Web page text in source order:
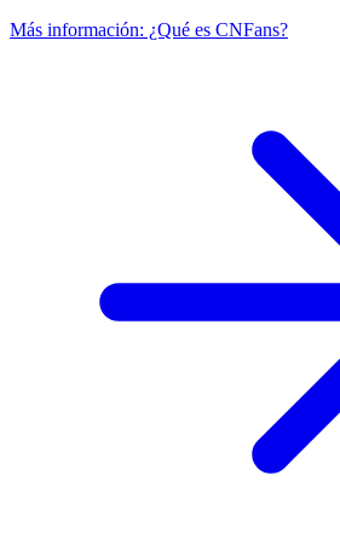
Más información: ¿Qué es CNFans?